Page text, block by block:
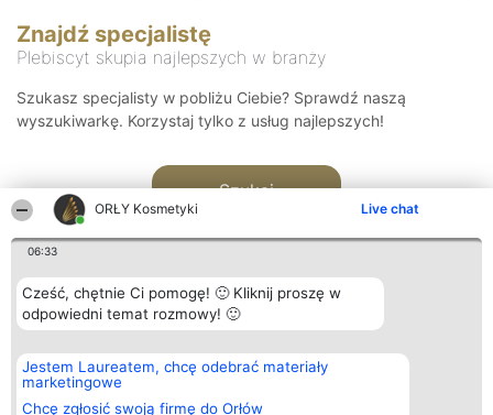
ORŁY Kosmetyki Live chat
06:33
Cześć, chętnie Ci pomogę! 🙂 Kliknij proszę w
odpowiedni temat rozmowy! 🙂
Jestem Laureatem, chcę odebrać materiały
marketingowe
Chcę zgłosić swoją firmę do Orłów
Znajdź specjalistę
Plebiscyt skupia najlepszych w branży
Szukasz specjalisty w pobliżu Ciebie? Sprawdź naszą
wyszukiwarkę. Korzystaj tylko z usług najlepszych!
Szukaj
Organizator plebiscytu
Bright Side Solutions sp. z o.
o. sp. k.
ul. Ruska 22
Plebiscyt
Laureaci
wszystkich
Blog
Articles
Kontakt